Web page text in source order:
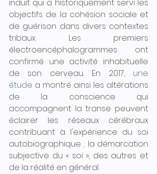
induit qui a historiquement servi les
objectifs de la cohésion sociale et
de guérison dans divers contextes
tribaux. Les premiers
électroencéphalogrammes ont
confirmé une activité inhabituelle
de son cerveau. En 2017, une
étude a montré ainsi les altérations
de la conscience qui
accompagnent la transe peuvent
éclairer les réseaux cérébraux
contribuant à l'expérience du soi
autobiographique ; la démarcation
subjective du « soi », des autres et
de la réalité en général.